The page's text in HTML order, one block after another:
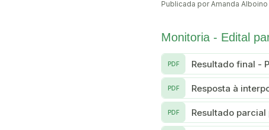
Publicada por Amanda
Monitoria - Edital
Resultado final -
PDF
Resposta à
PDF
Resultado
PDF